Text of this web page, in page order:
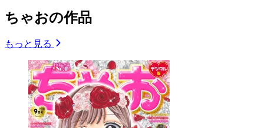
ちゃおの作品
もっと見る